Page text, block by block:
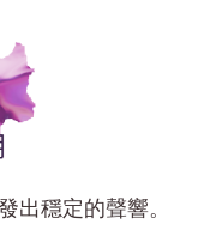
出穩定的聲響。